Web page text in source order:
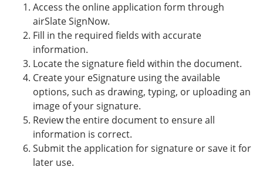
Access the online application form through
airSlate SignNow.
Fill in the required fields with accurate
information.
Locate the signature field within the document.
Create your eSignature using the available
options, such as drawing, typing, or uploading an
image of your signature.
Review the entire document to ensure all
information is correct.
Submit the application for signature or save it for
later use.